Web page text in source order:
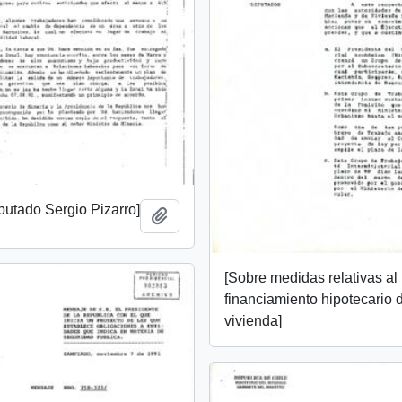
Sergio Pizarro]
[Sobre medidas relativas al
financiamiento hipotecario
vivienda]